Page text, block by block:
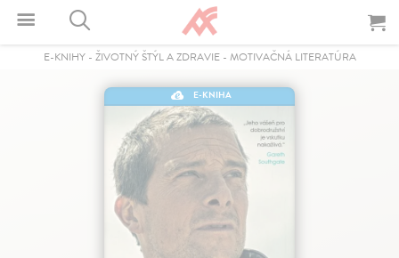
E-KNIHY- ŽIVOTNÝ ŠTÝL A ZDRAVIE- MOTIVAČNÁ LITERATÚRA
E-KNIHA